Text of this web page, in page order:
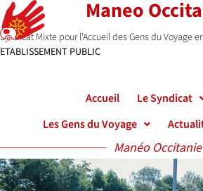
Maneo
Syndicat Mixte pour l’Accueil des Gens du Voyage
ETABLISSEMENT PUBLIC
Accueil Le Syndicat
Les Gens du Voyage
Manéo Occitanie